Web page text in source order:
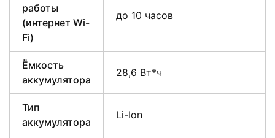
работы
(интернет Wi-
Fi)
до 10 часов
Ёмкость
аккумулятора
28,6 Вт*ч
Тип
аккумулятора
Li-Ion